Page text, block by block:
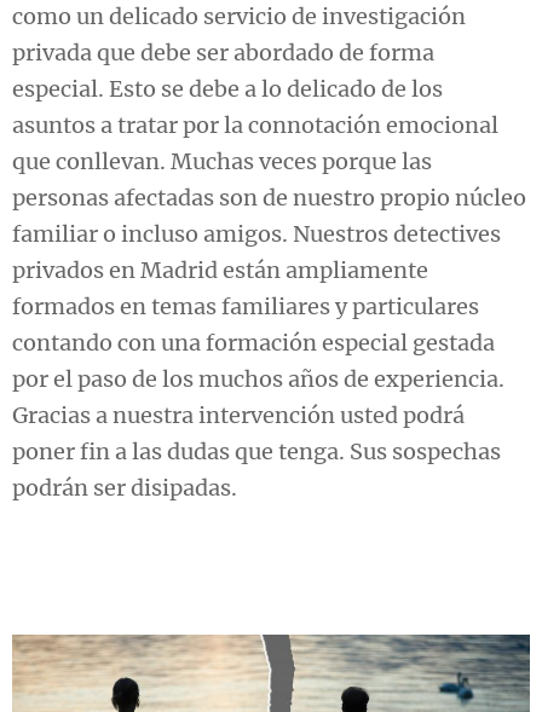
como un delicado servicio de investigación
privada que debe ser abordado de forma
especial. Esto se debe a lo delicado de los
asuntos a tratar por la connotación emocional
que conllevan. Muchas veces porque las
personas afectadas son de nuestro propio núcleo
familiar o incluso amigos. Nuestros detectives
privados en Madrid están ampliamente
formados en temas familiares y particulares
contando con una formación especial gestada
por el paso de los muchos años de experiencia.
Gracias a nuestra intervención usted podrá
poner fin a las dudas que tenga. Sus sospechas
podrán ser disipadas.